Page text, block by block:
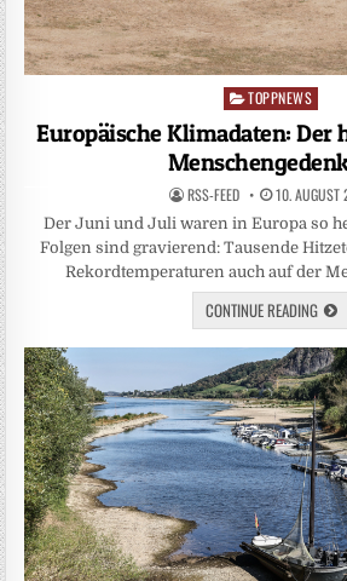
Posted
in
TOPPNEWS
Europäische Klimadaten: Der
RSS-FEED 10. AUGUST
Der Juni und Juli waren in Europa so
Folgen sind gravierend: Tausende
Rekordtemperaturen auch auf der
CONTINUE READING